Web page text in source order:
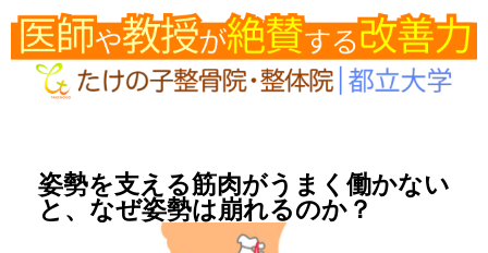
姿勢を支える筋肉がうまく働かない
と、なぜ姿勢は崩れるのか？